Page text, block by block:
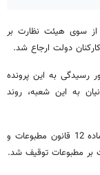
از سوی هیئت نظارت بر
دولت ارجاع شد.
رسیدگی به این پرونده
به این شعبه، روند
روزنامه شرق روز 15 مرداد ماه جاری بر اساس تبصره ماده 12 قانون مطبوعات و